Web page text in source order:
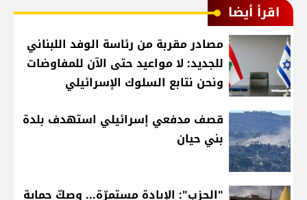
اقرأ أيضا
مصادر مقربة من رئاسة الوفد اللبناني
للجديد: لا مواعيد حتى الآن للمفاوضات
ونحن نتابع السلوك الإسرائيلي
قصف مدفعي إسرائيلي استهدف بلدة
بني حيان
"الحزب": الإبادة مستمرّة... وصكّ حماية